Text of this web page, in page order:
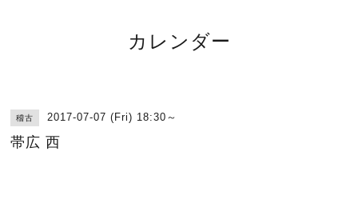
カレンダー
稽古 2017-07-07 (Fri) 18:30～
帯広 西